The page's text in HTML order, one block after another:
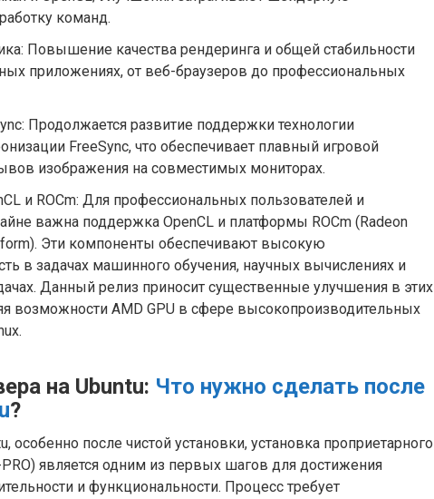
команд.
Повышение качества рендеринга и общей стабильности
приложениях, от веб-браузеров до профессиональных
Продолжается развитие поддержки технологии
FreeSync, что обеспечивает плавный игровой
изображения на совместимых мониторах.
и ROCm: Для профессиональных пользователей и
важна поддержка OpenCL и платформы ROCm (Radeon
Эти компоненты обеспечивают высокую
в задачах машинного обучения, научных вычислениях и
Данный релиз приносит существенные улучшения в этих
возможности AMD GPU в сфере высокопроизводительных
на Ubuntu: Что нужно сделать после
?
особенно после чистой установки, установка проприетарного
является одним из первых шагов для достижения
и функциональности. Процесс требует